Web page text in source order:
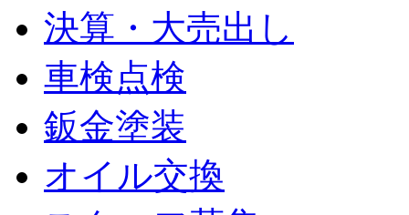
決算・大売出し
車検点検
鈑金塗装
オイル交換